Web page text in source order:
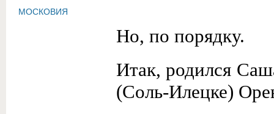
Но, по порядку.
Итак, родился
(Соль-Илецке)
МОСКОВИЯ